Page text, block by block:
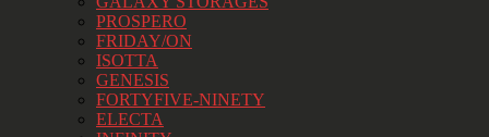
PROSPERO
FRIDAY/ON
ISOTTA
GENESIS
FORTYFIVE-NINETY
ELECTA